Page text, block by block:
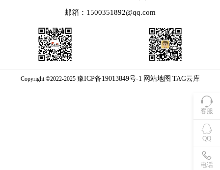
客服
QQ
电话
邮箱：1500351892@qq.com
Copyright ©2022-2025 豫ICP备19013849号-1 网站地图 TAG云库